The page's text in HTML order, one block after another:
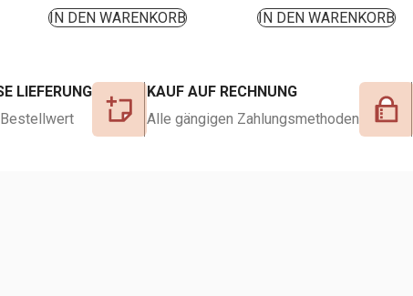
IN DEN WARENKORB IN DEN WARENKORB
LIEFERUNG
KAUF AUF RECHNUNG
Alle gängigen Zahlungsmethoden